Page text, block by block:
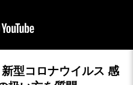
型コロナウイルス 感